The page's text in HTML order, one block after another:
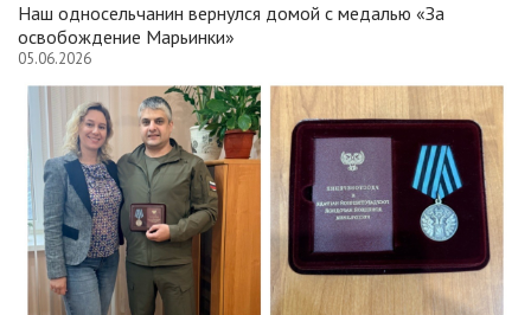
Наш односельчанин вернулся домой с медалью «За
освобождение Марьинки»
05.06.2026